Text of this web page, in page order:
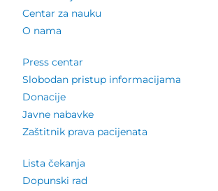
Centar za nauku
O nama
Press centar
Slobodan pristup informacijama
Donacije
Javne nabavke
Zaštitnik prava pacijenata
Lista čekanja
Dopunski rad